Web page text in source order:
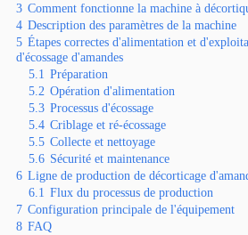
3 Comment fonctionne la machine à
4 Description des paramètres de la machine
5 Étapes correctes d'alimentation et
d'écossage d'amandes
5.1 Préparation
5.2 Opération d'alimentation
5.3 Processus d'écossage
5.4 Criblage et ré-écossage
5.5 Collecte et nettoyage
5.6 Sécurité et maintenance
6 Ligne de production de décorticage
6.1 Flux du processus de production
7 Configuration principale de l'équipement
8 FAQ